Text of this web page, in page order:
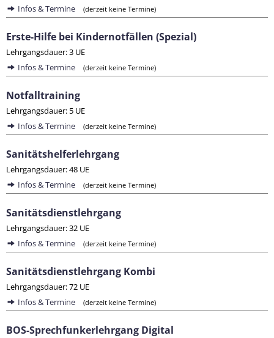
Infos & Termine
(derzeit keine Termine)
Erste-Hilfe bei Kindernotfällen (Spezial)
Lehrgangsdauer: 3 UE
Infos & Termine
(derzeit keine Termine)
Notfalltraining
Lehrgangsdauer: 5 UE
Infos & Termine
(derzeit keine Termine)
Sanitätshelferlehrgang
Lehrgangsdauer: 48 UE
Infos & Termine
(derzeit keine Termine)
Sanitätsdienstlehrgang
Lehrgangsdauer: 32 UE
Infos & Termine
(derzeit keine Termine)
Sanitätsdienstlehrgang Kombi
Lehrgangsdauer: 72 UE
Infos & Termine
(derzeit keine Termine)
BOS-Sprechfunkerlehrgang Digital